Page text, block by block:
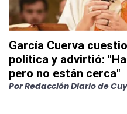
García Cuerva
política y advirtió:
pero no están cerca"
PorRedacción Diario de